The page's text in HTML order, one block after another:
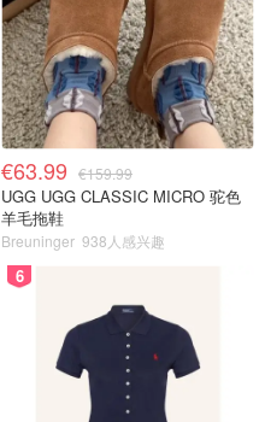
€63.99 €159.99
UGG UGG CLASSIC MICRO 驼色
羊毛拖鞋
Breuninger 938人感兴趣
6